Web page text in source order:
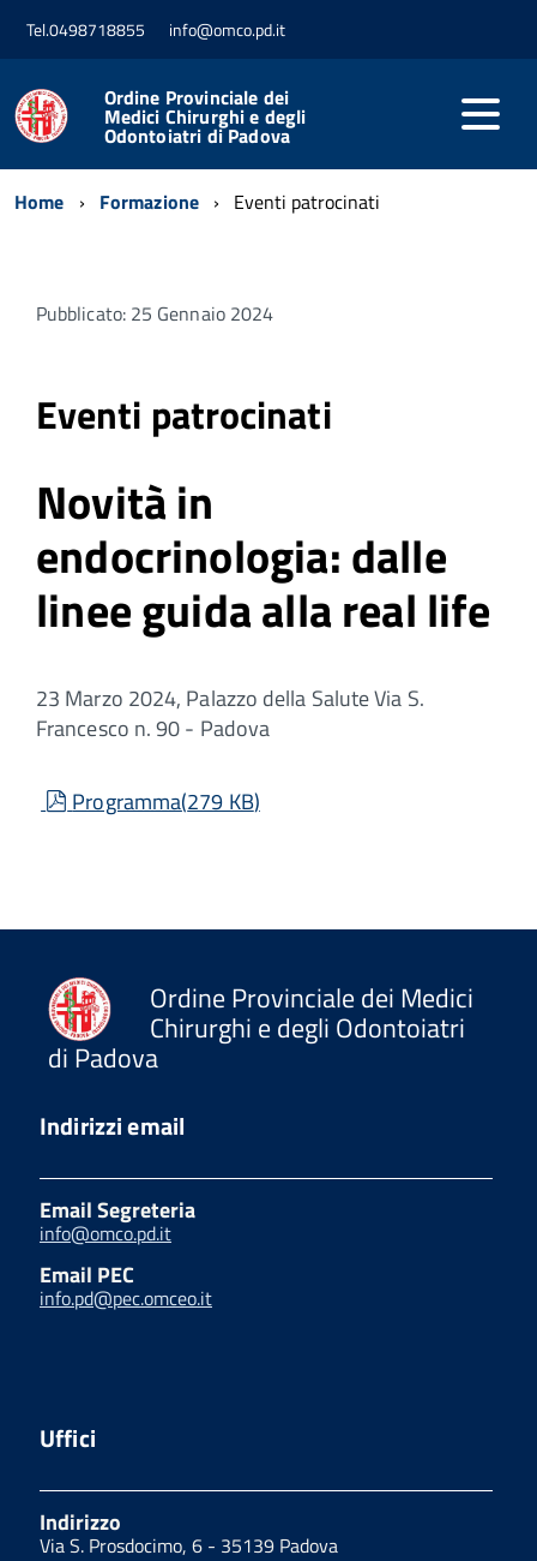
Tel.0498718855 info@omco.pd.it
Ordine Provinciale dei
Medici Chirurghi e degli
Odontoiatri di Padova
Home Formazione Eventi patrocinati
Pubblicato: 25 Gennaio 2024
Eventi patrocinati
Novità in
endocrinologia: dalle
linee guida alla real life
23 Marzo 2024, Palazzo della Salute Via S.
Francesco n. 90 - Padova
pdf
Programma(279 KB)
Ordine Provinciale dei Medici
Chirurghi e degli Odontoiatri
di Padova
Indirizzi email
Email Segreteria
info@omco.pd.it
Email PEC
info.pd@pec.omceo.it
Uffici
Indirizzo
Via S. Prosdocimo, 6 - 35139 Padova